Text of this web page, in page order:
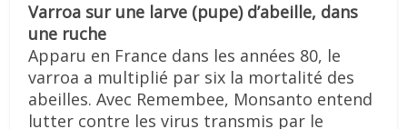
Varroa sur une larve (pupe) d’abeille, dans
une ruche
Apparu en France dans les années 80, le
varroa a multiplié par six la mortalité des
abeilles. Avec Remembee, Monsanto entend
lutter contre les virus transmis par le